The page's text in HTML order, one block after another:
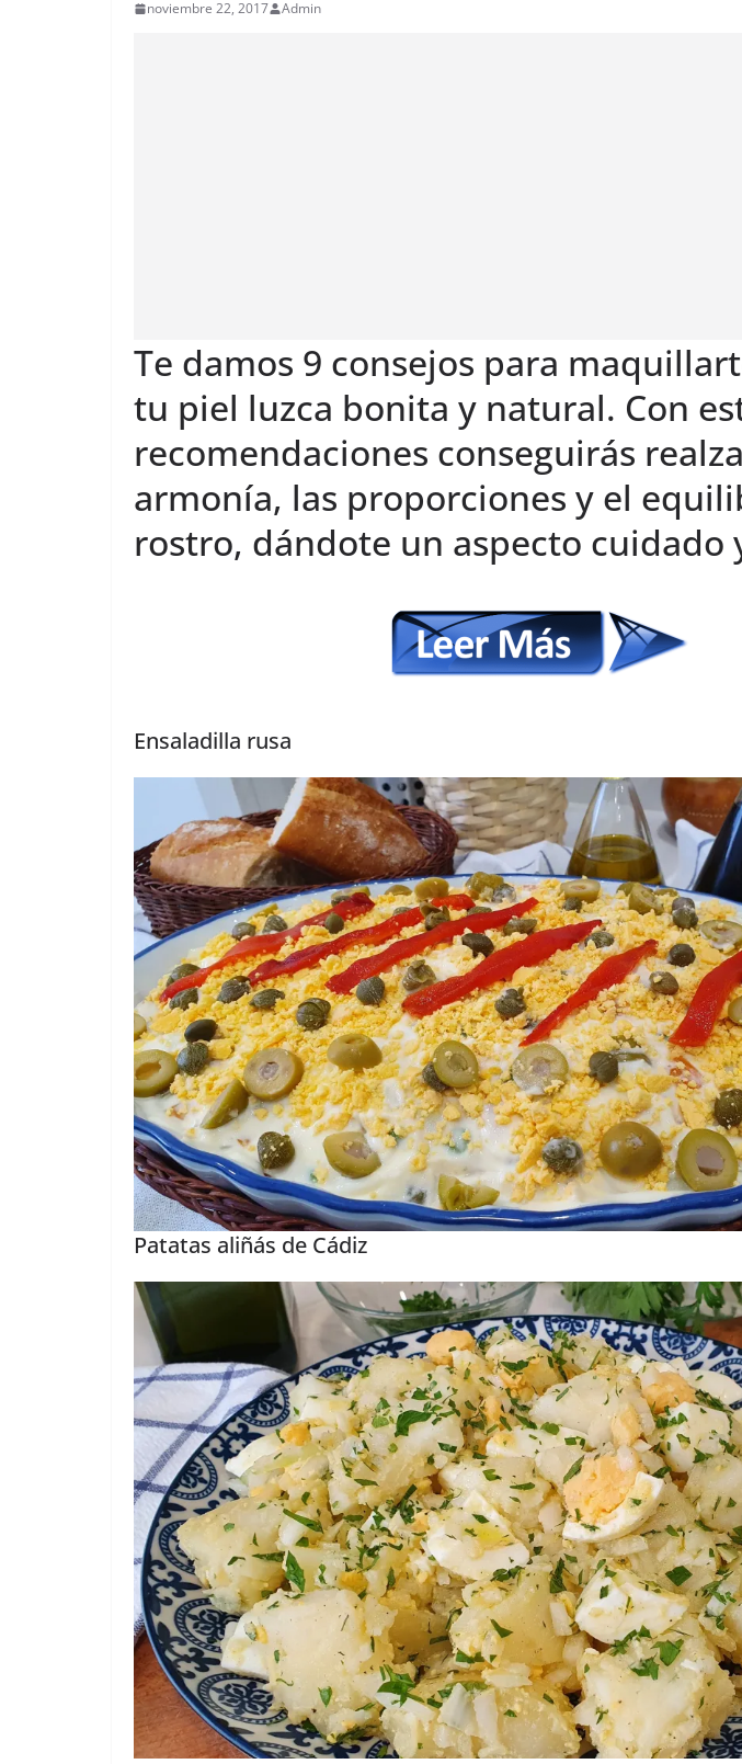
noviembre 22, 2017 Admin
Te damos 9 consejos para
tu piel luzca bonita y natural. Con
recomendaciones conseguirás
armonía, las proporciones y el
rostro, dándote un aspecto cuidado
Ensaladilla rusa
Patatas aliñás de Cádiz